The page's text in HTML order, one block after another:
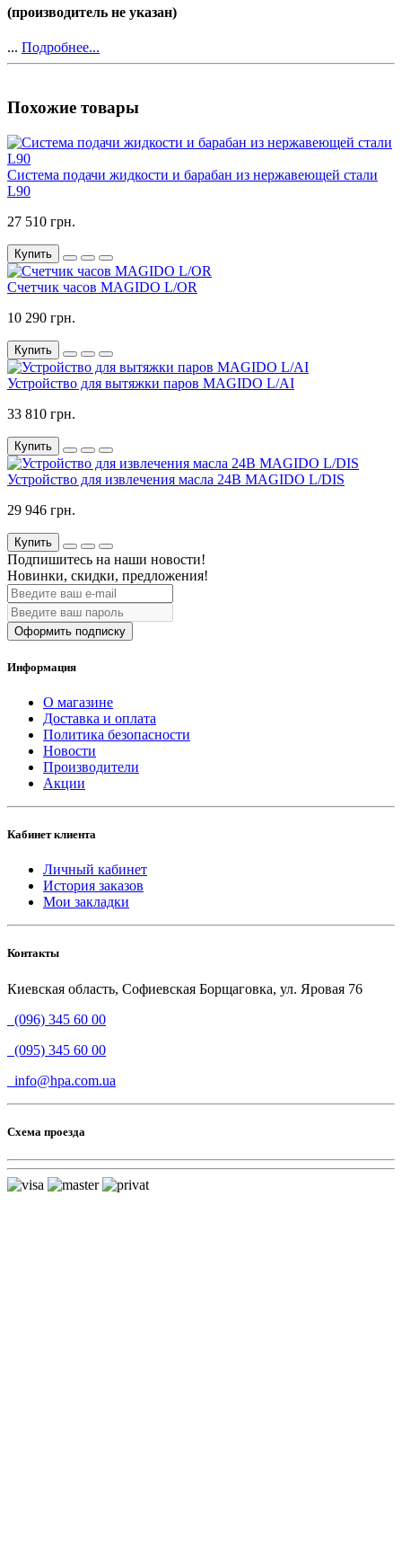
(производитель не указан)
... Подробнее...
Похожие товары
Система подачи жидкости и барабан из нержавеющей стали
L90
27 510 грн.
Купить
Счетчик часов MAGIDO L/OR
10 290 грн.
Купить
Устройство для вытяжки паров MAGIDO L/AI
33 810 грн.
Купить
Устройство для извлечения масла 24В MAGIDO L/DIS
29 946 грн.
Купить
Подпишитесь на наши новости!
Новинки, скидки, предложения!
Оформить подписку
Информация
О магазине
Доставка и оплата
Политика безопасности
Новости
Производители
Акции
Кабинет клиента
Личный кабинет
История заказов
Мои закладки
Контакты
Киевская область, Софиевская Борщаговка, ул. Яровая 76
(096) 345 60 00
(095) 345 60 00
info@hpa.com.ua
Схема проезда